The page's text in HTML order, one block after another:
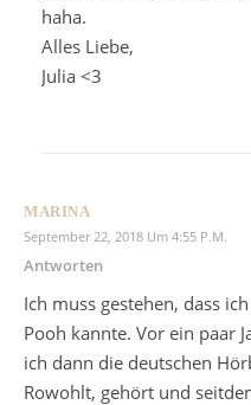
haha.
Alles Liebe,
Julia <3
MARINA
September 22, 2018 Um 4:55 P.m.
Antworten
Ich muss gestehen, dass
Pooh kannte. Vor ein paar
ich dann die deutschen
Rowohlt, gehört und